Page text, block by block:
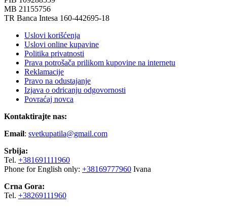
MB 21155756
TR Banca Intesa 160-442695-18
Uslovi korišćenja
Uslovi online kupavine
Politika privatnosti
Prava potrošača prilikom kupovine na internetu
Reklamacije
Pravo na odustajanje
Izjava o odricanju odgovornosti
Povraćaj novca
Kontaktirajte nas:
Email: svetkupatila@gmail.com
Srbija:
Tel. +381691111960
Phone for English only: +38169777960 Ivana
Crna Gora:
Tel. +38269111960